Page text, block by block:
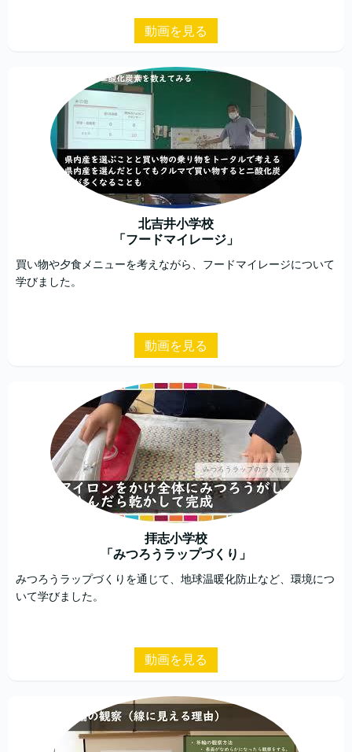
動画を見る
北吉井小学校
「フードマイレージ」
買い物や夕食メニューを考えながら、フードマイレージについて
学びました。
動画を見る
拝志小学校
「みつろうラップづくり」
みつろうラップづくりを通じて、地球温暖化防止など、環境につ
いて学びました。
動画を見る